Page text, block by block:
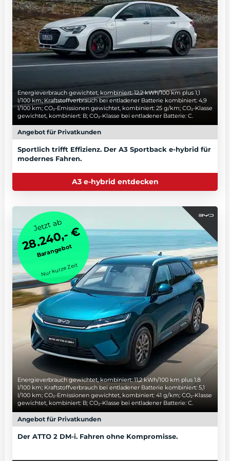
Energieverbrauch gewichtet, kombiniert: 12,2 kWh/100 km plus 1,1
l/100 km; Kraftstoffverbrauch bei entladener Batterie kombiniert: 4,9
l/100 km; CO₂-Emissionen gewichtet, kombiniert: 25 g/km; CO₂-Klasse
gewichtet, kombiniert: B; CO₂-Klasse bei entladener Batterie: C.
Angebot für Privatkunden
Sportlich trifft Effizienz. Der A3 Sportback e-hybrid für
modernes Fahren.
A3 e-hybrid entdecken
Jetzt ab
28.240,- €
Barangebot
Nur kurze Zeit
Energieverbrauch gewichtet, kombiniert: 11,2 kWh/100 km plus 1,8
l/100 km; Kraftstoffverbrauch bei entladener Batterie kombiniert: 5,1
l/100 km; CO₂-Emissionen gewichtet, kombiniert: 41 g/km; CO₂-Klasse
gewichtet, kombiniert: B; CO₂-Klasse bei entladener Batterie: C.
Angebot für Privatkunden
Der ATTO 2 DM-i. Fahren ohne Kompromisse.